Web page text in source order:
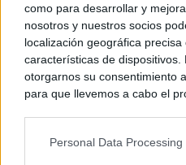
como para desarrollar y
nosotros y nuestros socios
localización geográfica
características de dispositivos.
otorgarnos su consentimiento
para que llevemos a cabo el
negar su consentimiento.
Personal Data